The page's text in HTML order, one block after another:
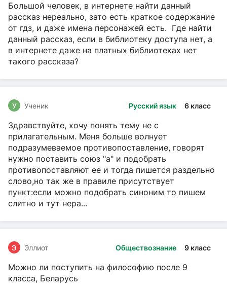
Большой человек, в интернете найти данный
рассказ нереально, зато есть краткое содержание
от гдз, и даже имена персонажей есть. Где найти
данный рассказ, если в библиотеку доступа нет, а
в интернете даже на платных библиотеках нет
такого рассказа?
Русский язык 6 класс
У Ученик
Здравствуйте, хочу понять тему не с
прилагательным. Меня больше волнует
подразумеваемое противопоставление, говорят
нужно поставить союз "а" и подобрать
противопоставляют ее и тогда пишется раздельно
слово,но так же в правиле присутствует
пункт:если можно подобрать синоним то пишем
слитно и тут нера...
Обществознание 9 класс
Э Эллиот
Можно ли поступить на философию после 9
класса, Беларусь